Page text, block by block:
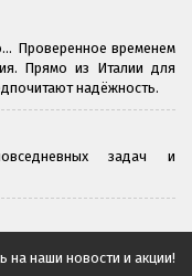
Проверенное временем
Прямо из Италии для
надёжность.
задач и
на наши новости и акции!